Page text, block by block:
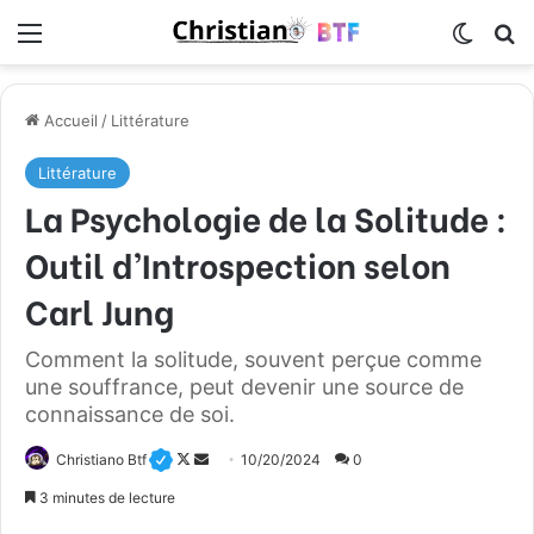
Accueil / Littérature
Littérature
La Psychologie de la Solitude :
Outil d’Introspection selon
Carl Jung
Comment la solitude, souvent perçue comme
une souffrance, peut devenir une source de
connaissance de soi.
Christiano Btf
F
10/20/2024 0
3 minutes de lecture